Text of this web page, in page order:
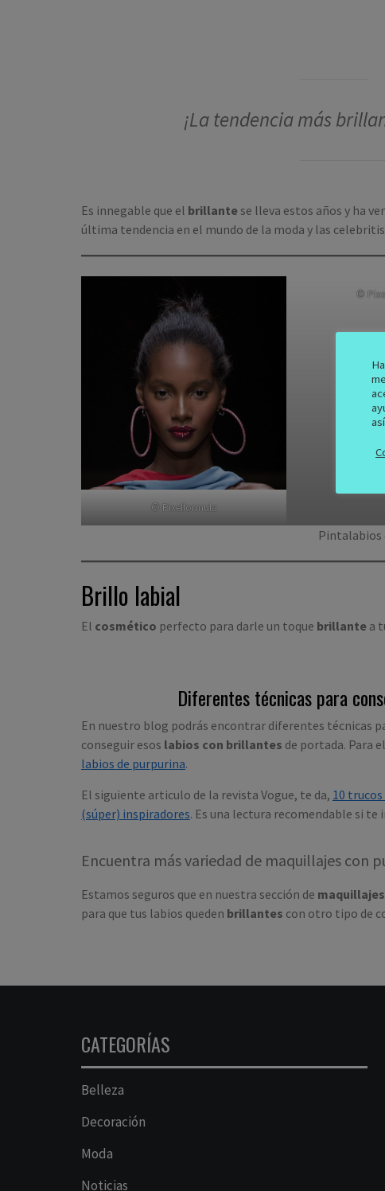
¡La tendencia más
Es innegable que el brillantese lleva estos años y ha
última tendencia en el mundo de la moda y las
© Pixelformula
©
Pintalabios
Brillo labial
El cosmético perfecto para darle un toque brillante a
Diferentes técnicas para
En nuestro blog podrás encontrar diferentes técnicas
conseguir esos labios con brillantes de portada. Para
labios de purpurina.
El siguiente articulo de la revista Vogue, te da, 10
(súper) inspiradores. Es una lectura recomendable si
really
designed
with
sells
the
best
https://perfectrolexwatches.to/
continuously
improve
the
Encuentra más variedad de maquillajes con
Estamos seguros que en nuestra sección de
para que tus labios queden brillantes con otro tipo de
CATEGORÍAS
Belleza
Decoración
Moda
Noticias